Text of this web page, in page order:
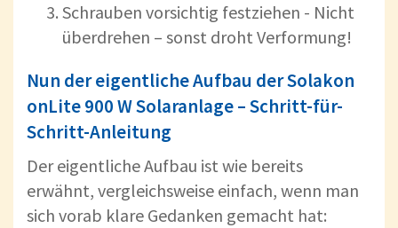
Schrauben vorsichtig festziehen - Nicht
überdrehen – sonst droht Verformung!
Nun der eigentliche Aufbau der Solakon
onLite 900 W Solaranlage – Schritt-für-
Schritt-Anleitung
Der eigentliche Aufbau ist wie bereits
erwähnt, vergleichsweise einfach, wenn man
sich vorab klare Gedanken gemacht hat: